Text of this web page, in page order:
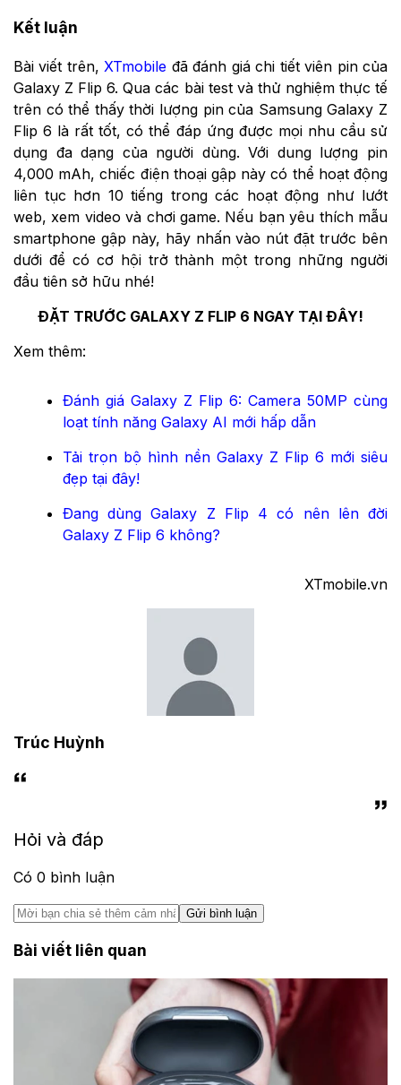
Kết luận
Bài viết trên, XTmobile đã đánh giá chi tiết viên pin của
Galaxy Z Flip 6. Qua các bài test và thử nghiệm thực tế
trên có thể thấy thời lượng pin của Samsung Galaxy Z
Flip 6 là rất tốt, có thể đáp ứng được mọi nhu cầu sử
dụng đa dạng của người dùng. Với dung lượng pin
4,000 mAh, chiếc điện thoại gập này có thể hoạt động
liên tục hơn 10 tiếng trong các hoạt động như lướt
web, xem video và chơi game. Nếu bạn yêu thích mẫu
smartphone gập này, hãy nhấn vào nút đặt trước bên
dưới để có cơ hội trở thành một trong những người
đầu tiên sở hữu nhé!
ĐẶT TRƯỚC GALAXY Z FLIP 6 NGAY TẠI ĐÂY!
Xem thêm:
Đánh giá Galaxy Z Flip 6: Camera 50MP cùng
loạt tính năng Galaxy AI mới hấp dẫn
Tải trọn bộ hình nền Galaxy Z Flip 6 mới siêu
đẹp tại đây!
Đang dùng Galaxy Z Flip 4 có nên lên đời
Galaxy Z Flip 6 không?
XTmobile.vn
Trúc Huỳnh
Hỏi và đáp
Có 0 bình luận
Gửi bình luận
Bài viết liên quan